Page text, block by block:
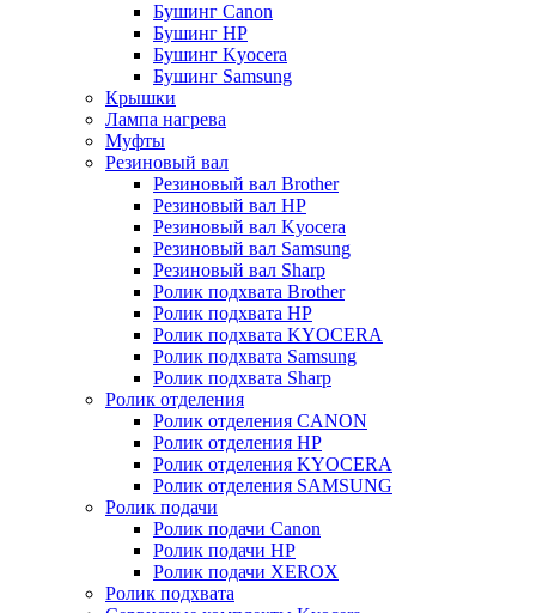
Бушинг Canon
Бушинг HP
Бушинг Kyocera
Бушинг Samsung
Крышки
Лампа нагрева
Муфты
Резиновый вал
Резиновый вал Brother
Резиновый вал HP
Резиновый вал Kyocera
Резиновый вал Samsung
Резиновый вал Sharp
Ролик подхвата Brother
Ролик подхвата HP
Ролик подхвата KYOCERA
Ролик подхвата Samsung
Ролик подхвата Sharp
Ролик отделения
Ролик отделения CANON
Ролик отделения HP
Ролик отделения KYOCERA
Ролик отделения SAMSUNG
Ролик подачи
Ролик подачи Canon
Ролик подачи HP
Ролик подачи XEROX
Ролик подхвата